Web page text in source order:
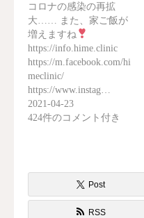
コロナの感染の再拡
大…… また、家ご飯が
増えますね
https://info.hime.clinic
https://m.facebook.com/hi
meclinic/
https://www.instag…
2021-04-23
424件のコメント付き
Post
RSS